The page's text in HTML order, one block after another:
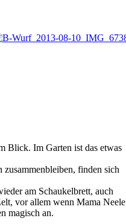
Blick. Im Garten ist das etwas
finden sich
am Schaukelbrett, auch
vor allem wenn Mama Neele
magisch an.